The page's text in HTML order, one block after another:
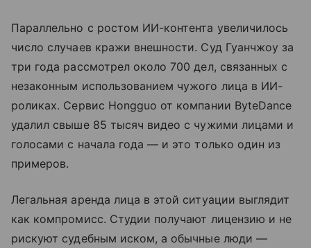
Параллельно с ростом ИИ-контента увеличилось
число случаев кражи внешности. Суд Гуанчжоу за
три года рассмотрел около 700 дел, связанных с
незаконным использованием чужого лица в ИИ-
роликах. Сервис Hongguo от компании ByteDance
удалил свыше 85 тысяч видео с чужими лицами и
голосами с начала года — и это только один из
примеров.
Легальная аренда лица в этой ситуации выглядит
как компромисс. Студии получают лицензию и не
рискуют судебным иском, а обычные люди —